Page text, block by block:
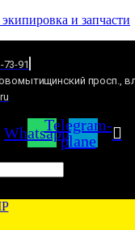
и запчасти
73-91
просп.,
WhatsappTelegram-
plane